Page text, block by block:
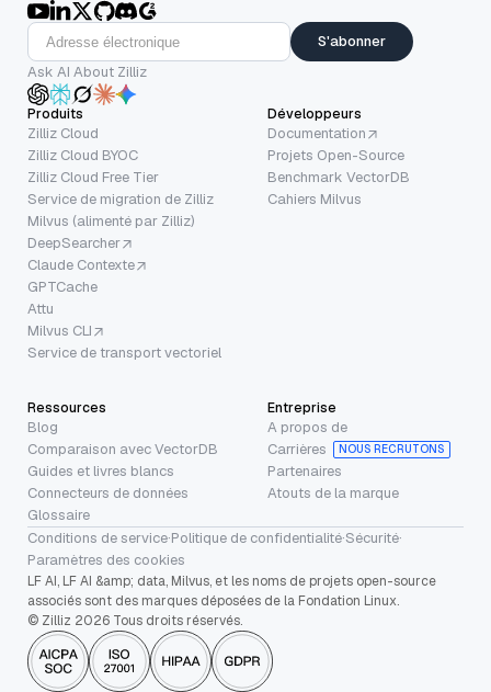
S'abonner
Ask AI About Zilliz
Produits
Zilliz Cloud
Zilliz Cloud BYOC
Zilliz Cloud Free Tier
Service de migration de Zilliz
Milvus (alimenté par Zilliz)
DeepSearcher
Claude Contexte
GPTCache
Attu
Milvus CLI
Service de transport vectoriel
Développeurs
Documentation
Projets Open-Source
Benchmark VectorDB
Cahiers Milvus
Ressources
Blog
Comparaison avec VectorDB
Guides et livres blancs
Connecteurs de données
Glossaire
Entreprise
A propos de
Carrières
NOUS RECRUTONS
Partenaires
Atouts de la marque
Conditions de service·Politique de confidentialité·Sécurité·
Paramètres des cookies
LF AI, LF AI &amp; data, Milvus, et les noms de projets open-source
associés sont des marques déposées de la Fondation Linux.
© Zilliz 2026 Tous droits réservés.